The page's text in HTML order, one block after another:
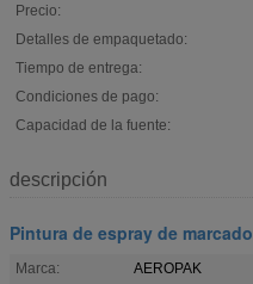
Precio:
Detalles de empaquetado:
Tiempo de entrega:
Condiciones de pago:
Capacidad de la fuente:
descripción
Pintura de espray de marcado
Marca:
AEROPAK